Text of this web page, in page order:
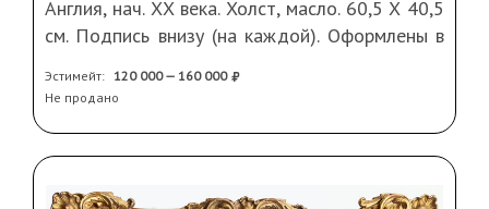
Англия, нач. ХХ века. Холст, масло. 60,5 Х 40,5
см. Подпись внизу (на каждой). Оформлены в
Эстимейт: 120 000 — 160 000
Не продано